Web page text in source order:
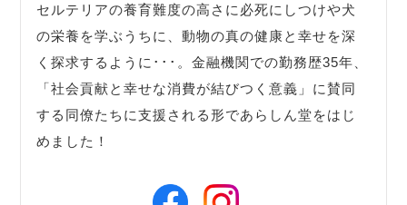
セルテリアの養育難度の高さに必死にしつけや犬
の栄養を学ぶうちに、動物の真の健康と幸せを深
く探求するように･･･。金融機関での勤務歴35年、
「社会貢献と幸せな消費が結びつく意義」に賛同
する同僚たちに支援される形であらしん堂をはじ
めました！